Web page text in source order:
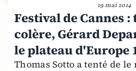
19 mai 2014
Festival de Cannes :
colère, Gérard
le plateau d'Europe
Thomas Sotto a tenté de